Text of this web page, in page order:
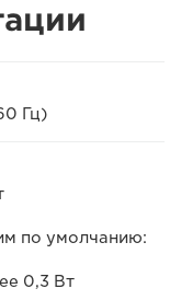
Гц)
по умолчанию:
0,3 Вт